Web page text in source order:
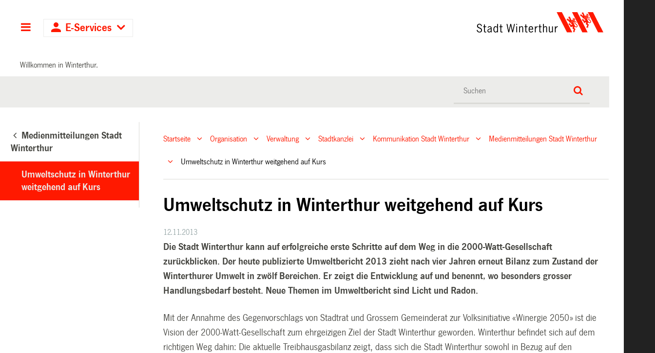
Hauptnavigation
E-Services
Willkommen in Winterthur.
Medienmitteilungen Stadt
Winterthur
Umweltschutz in Winterthur
weitgehend auf Kurs
Startseite Organisation Verwaltung Stadtkanzlei Kommunikation Stadt Winterthur Medienmitteilungen Stadt Winterthur
Umweltschutz in Winterthur weitgehend auf Kurs
Umweltschutz in Winterthur weitgehend auf Kurs
12.11.2013
Die Stadt Winterthur kann auf erfolgreiche erste Schritte auf dem Weg in die 2000-Watt-Gesellschaft
zurückblicken. Der heute publizierte Umweltbericht 2013 zieht nach vier Jahren erneut Bilanz zum Zustand der
Winterthurer Umwelt in zwölf Bereichen. Er zeigt die Entwicklung auf und benennt, wo besonders grosser
Handlungsbedarf besteht. Neue Themen im Umweltbericht sind Licht und Radon.
Mit der Annahme des Gegenvorschlags von Stadtrat und Grossem Gemeinderat zur Volksinitiative «Winergie 2050» ist die
Vision der 2000-Watt-Gesellschaft zum ehrgeizigen Ziel der Stadt Winterthur geworden. Winterthur befindet sich auf dem
richtigen Weg dahin: Die aktuelle Treibhausgasbilanz zeigt, dass sich die Stadt Winterthur sowohl in Bezug auf den